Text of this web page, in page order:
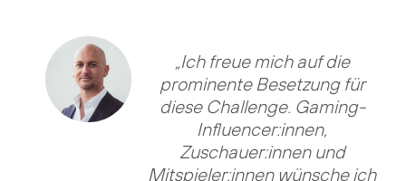
„Ich freue mich auf die
prominente Besetzung für
diese Challenge. Gaming-
Influencer:innen,
Zuschauer:innen und
Mitspieler:innen wünsche ich